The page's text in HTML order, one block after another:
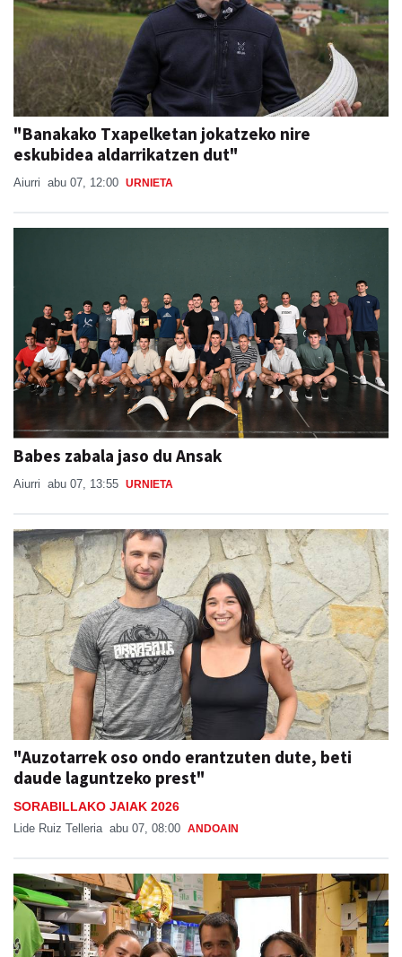
"Banakako Txapelketan jokatzeko nire
eskubidea aldarrikatzen dut"
Aiurri abu 07, 12:00 URNIETA
Babes zabala jaso du Ansak
Aiurri abu 07, 13:55 URNIETA
"Auzotarrek oso ondo erantzuten dute, beti
daude laguntzeko prest"
SORABILLAKO JAIAK 2026
Lide Ruiz Telleria abu 07, 08:00 ANDOAIN